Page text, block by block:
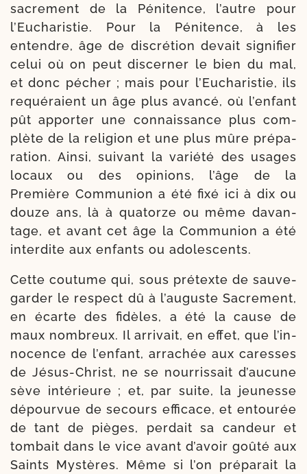
sacre­ment de la Pénitence, l’autre pour
l’Eucharistie. Pour la Pénitence, à les
entendre, âge de dis­cré­tion devait signi­fier
celui où on peut dis­cer­ner le bien du mal,
et donc pécher ; mais pour l’Eucharistie, ils
requé­raient un âge plus avan­cé, où l’en­fant
pût appor­ter une connais­sance plus com­
plète de la reli­gion et une plus mûre pré­pa­
ra­tion. Ainsi, sui­vant la varié­té des usages
locaux ou des opi­nions, l’âge de la
Première Communion a été fixé ici à dix ou
douze ans, là à qua­torze ou même davan­
tage, et avant cet âge la Communion a été
inter­dite aux enfants ou adolescents.
Cette cou­tume qui, sous pré­texte de sau­ve­
gar­der le res­pect dû à l’au­guste Sacrement,
en écarte des fidèles, a été la cause de
maux nom­breux. Il arri­vait, en effet, que l’in­
no­cence de l’en­fant, arra­chée aux caresses
de Jésus-​Christ, ne se nour­ris­sait d’au­cune
sève inté­rieure ; et, par suite, la jeu­nesse
dépour­vue de secours effi­cace, et entou­rée
de tant de pièges, per­dait sa can­deur et
tom­bait dans le vice avant d’a­voir goû­té aux
Saints Mystères. Même si l’on pré­pa­rait la